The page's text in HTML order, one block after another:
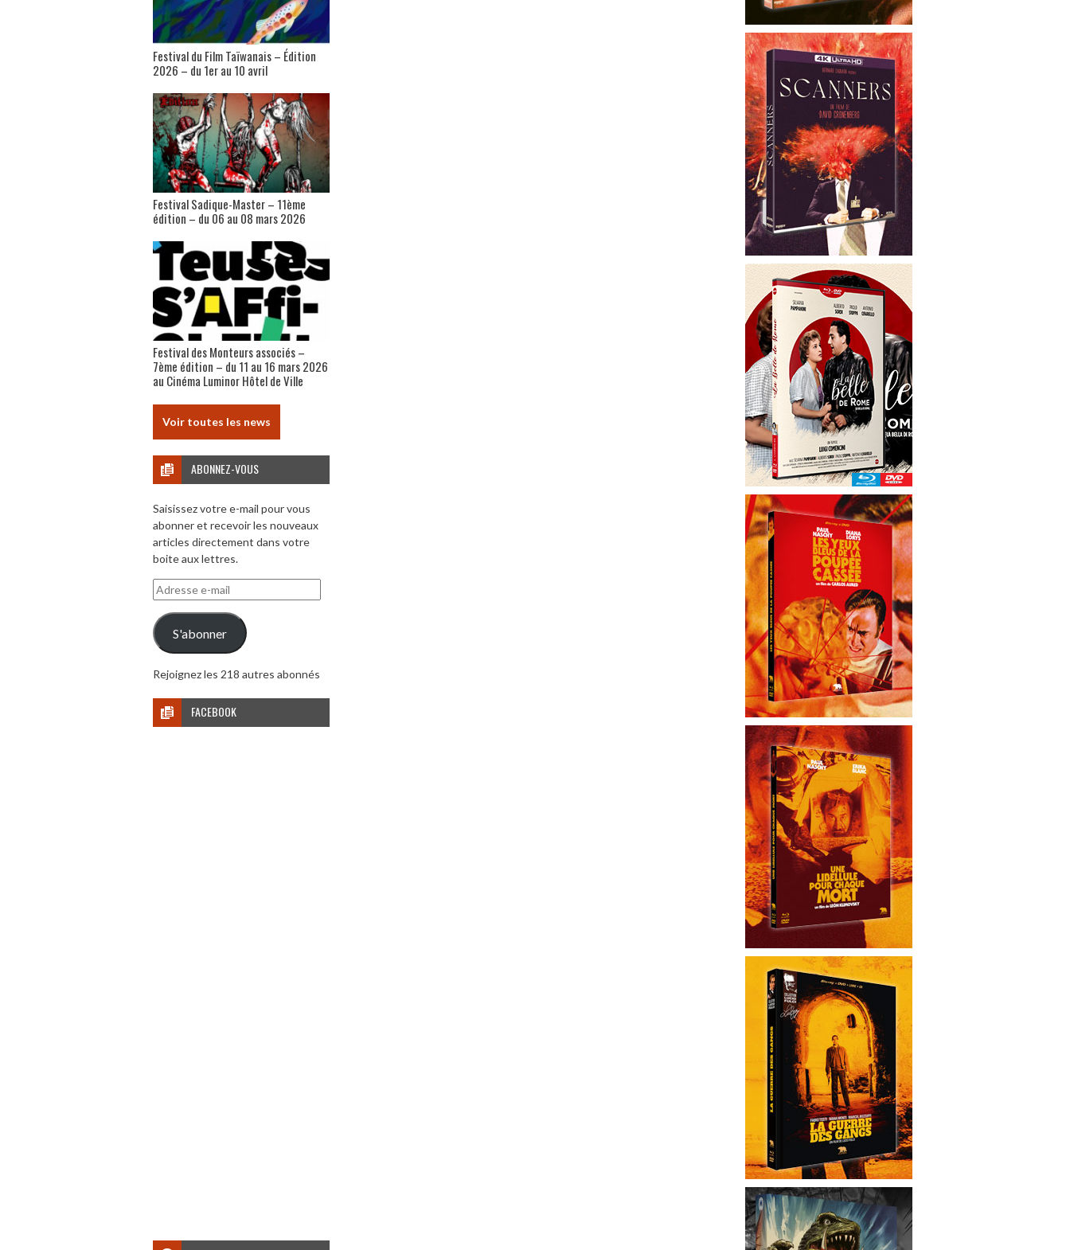
Festival du Film Taïwanais – Édition
2026 – du 1er au 10 avril
Festival Sadique-Master – 11ème
édition – du 06 au 08 mars 2026
Festival des Monteurs associés –
7ème édition – du 11 au 16 mars 2026
au Cinéma Luminor Hôtel de Ville
Voir toutes les news
ABONNEZ-VOUS
Saisissez votre e-mail pour vous
abonner et recevoir les nouveaux
articles directement dans votre
boite aux lettres.
Adresse
e-
mail
S'abonner
Rejoignez les 218 autres abonnés
FACEBOOK